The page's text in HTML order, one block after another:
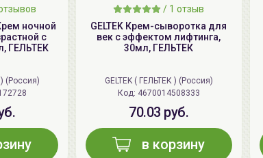
ночной
с
ГЕЛЬТЕК
) (Россия)
/ 1 отзыв
GELTEK Крем-сыворотка для
век с эффектом лифтинга,
30мл, ГЕЛЬТЕК
GELTEK ( ГЕЛЬТЕК ) (Россия)
Код: 4670014508333
70.03 руб.
в корзину